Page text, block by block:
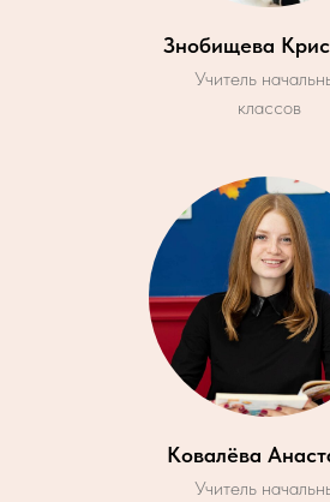
Знобищева
Учитель
классов
Ковалёва
Учитель